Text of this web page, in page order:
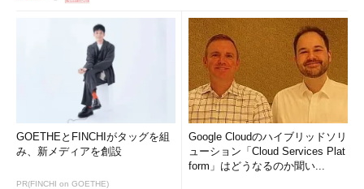
Build.scalaやplugins.sbtを修正してプロジェクトの設定を変更
した場合、設定を読み込み直します。
【8】update
依存ライブラリの更新をチェックし、必要に応じてライブラリ
のダウンロード、設定を行います。Build.scalaで依存ライブラリ
を追加／変更した場合、このコマンドを実行して依存関係の更新
GOETHEとFINCHIがタッグを組
み、新メディアを創設
PR(FINCHI on GOETHE)
Google Cloudのハイブリッドソリ
ューション「Cloud Services Plat
form」はどうなるのか聞い...